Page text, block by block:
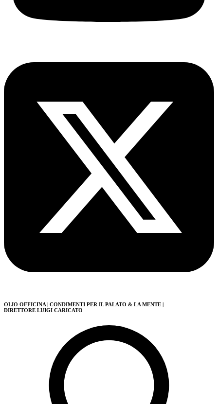
OLIO OFFICINA | CONDIMENTI PER IL PALATO & LA MENTE |
DIRETTORE LUIGI CARICATO